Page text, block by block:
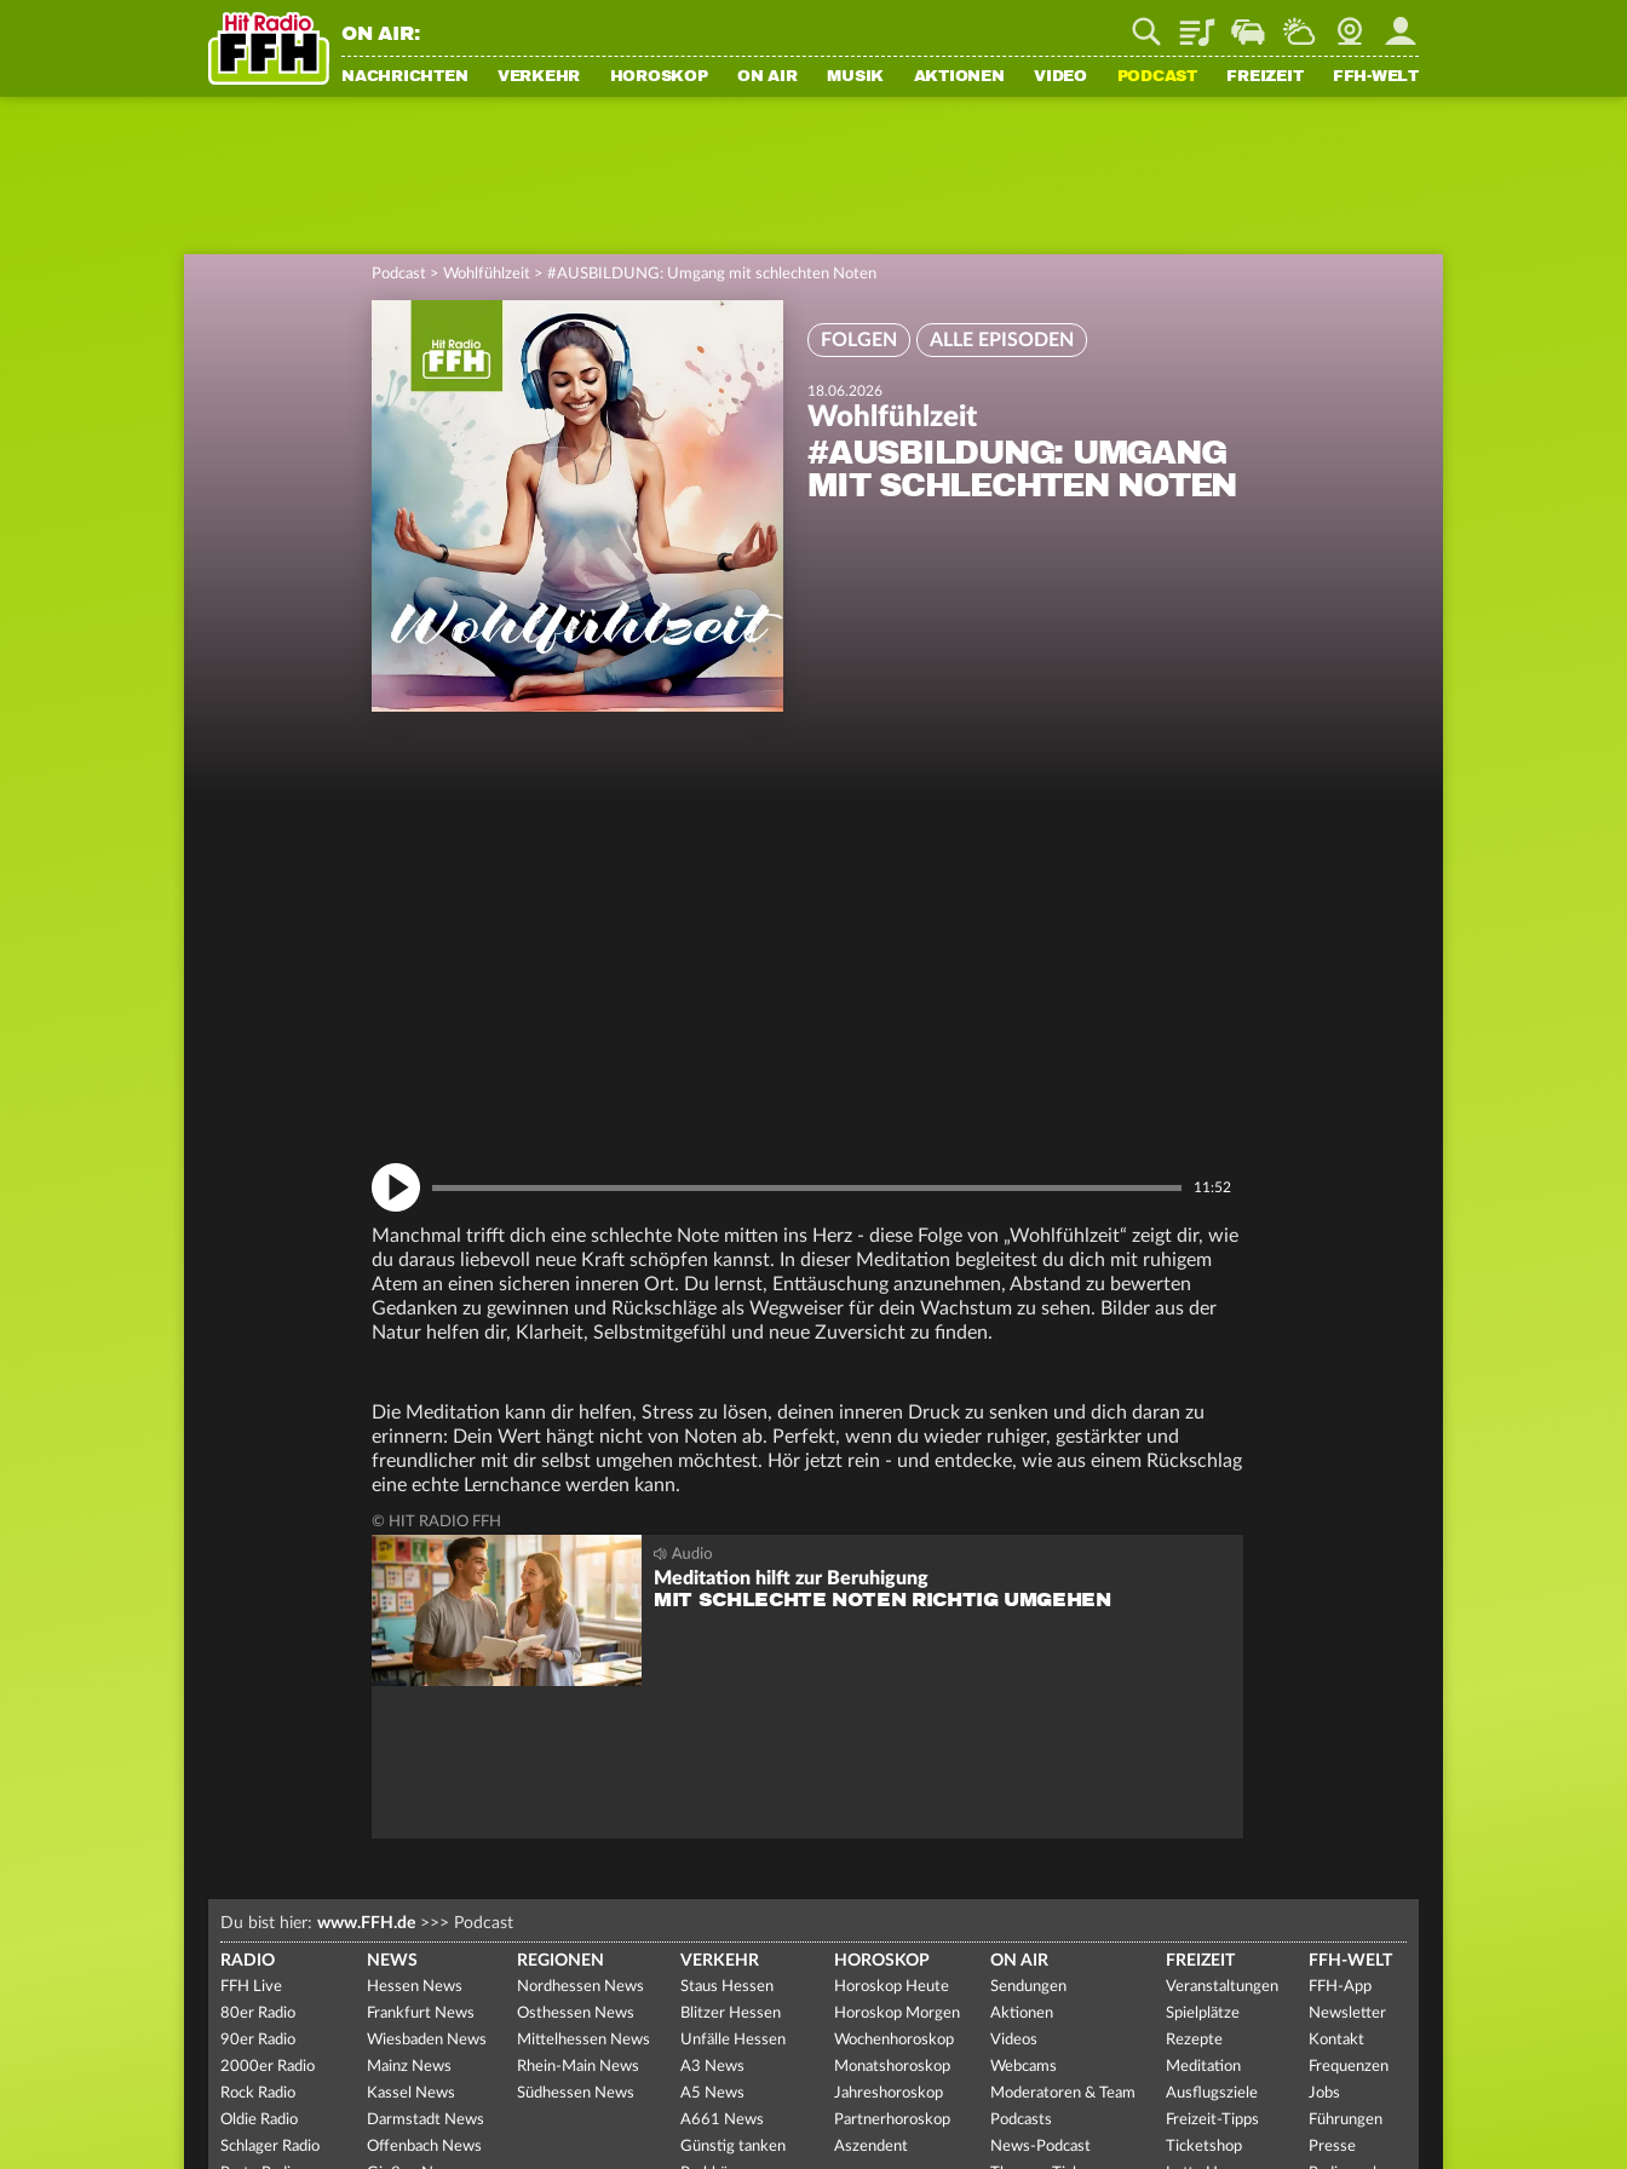
ON AIR: PlaylistStaupilotWetterWebcamMein FFH
NACHRICHTEN VERKEHR HOROSKOP ON AIR MUSIK AKTIONEN VIDEO PODCAST FREIZEIT FFH-WELT
Podcast > Wohlfühlzeit > #AUSBILDUNG: Umgang mit schlechten Noten
FOLGEN ALLE EPISODEN
18.06.2026
Wohlfühlzeit
#AUSBILDUNG: UMGANG
MIT SCHLECHTEN NOTEN
11:52
Manchmal trifft dich eine schlechte Note mitten ins Herz - diese Folge von „Wohlfühlzeit“ zeigt dir, wie
du daraus liebevoll neue Kraft schöpfen kannst. In dieser Meditation begleitest du dich mit ruhigem
Atem an einen sicheren inneren Ort. Du lernst, Enttäuschung anzunehmen, Abstand zu bewerten
Gedanken zu gewinnen und Rückschläge als Wegweiser für dein Wachstum zu sehen. Bilder aus der
Natur helfen dir, Klarheit, Selbstmitgefühl und neue Zuversicht zu finden.
Die Meditation kann dir helfen, Stress zu lösen, deinen inneren Druck zu senken und dich daran zu
erinnern: Dein Wert hängt nicht von Noten ab. Perfekt, wenn du wieder ruhiger, gestärkter und
freundlicher mit dir selbst umgehen möchtest. Hör jetzt rein - und entdecke, wie aus einem Rückschlag
eine echte Lernchance werden kann.
© HIT RADIO FFH
Meditation hilft zur Beruhigung
MIT SCHLECHTE NOTEN RICHTIG UMGEHEN
Du bist hier: www.FFH.de >>> Podcast
RADIO
FFH Live
80er Radio
90er Radio
2000er Radio
Rock Radio
Oldie Radio
Schlager Radio
NEWS
Hessen News
Frankfurt News
Wiesbaden News
Mainz News
Kassel News
Darmstadt News
Offenbach News
REGIONEN
Nordhessen News
Osthessen News
Mittelhessen News
Rhein-Main News
Südhessen News
VERKEHR
Staus Hessen
Blitzer Hessen
Unfälle Hessen
A3 News
A5 News
A661 News
Günstig tanken
HOROSKOP
Horoskop Heute
Horoskop Morgen
Wochenhoroskop
Monatshoroskop
Jahreshoroskop
Partnerhoroskop
Aszendent
ON AIR
Sendungen
Aktionen
Videos
Webcams
Moderatoren & Team
Podcasts
News-Podcast
FREIZEIT
Veranstaltungen
Spielplätze
Rezepte
Meditation
Ausflugsziele
Freizeit-Tipps
Ticketshop
FFH-WELT
FFH-App
Newsletter
Kontakt
Frequenzen
Jobs
Führungen
Presse